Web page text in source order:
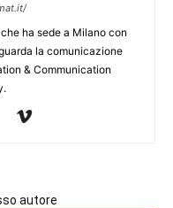
ha sede a Milano con
la comunicazione
& Communication
autore